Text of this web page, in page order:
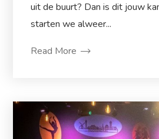
uit de buurt? Dan is dit jouw
starten we alweer...
Read More